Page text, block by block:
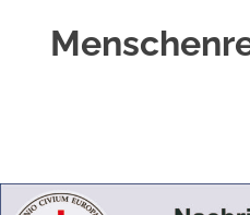
Geborene